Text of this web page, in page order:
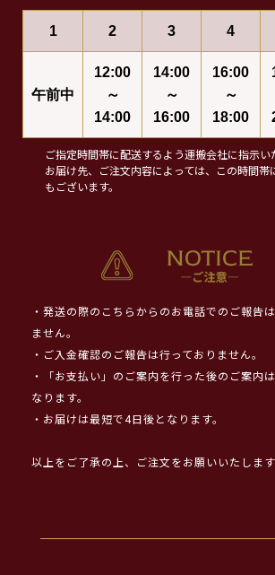
1 2 3 4
午前中
12:00
～
14:00
14:00
～
16:00
16:00
～
18:00
ご指定時間帯に配送するよう運搬会社に指示い
お届け先、ご注文内容によっては、この時間帯
もございます。
・発送の際のこちらからのお電話でのご報告
ません。
・ご入金確認のご報告は行っておりません。
・「お支払い」のご案内を行った後のご案内
なります。
・お届けは最短で4日後となります。
以上をご了承の上、ご注文をお願いいたします